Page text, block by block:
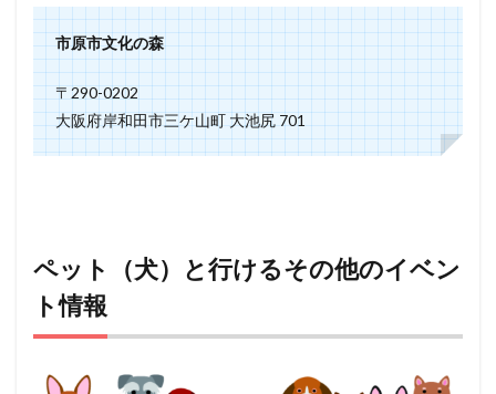
市原市文化の森
〒290-0202
大阪府岸和田市三ケ山町 大池尻 701
ペット（犬）と行けるその他のイベン
ト情報